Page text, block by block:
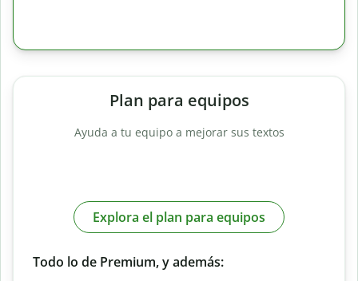
Plan para equipos
Ayuda a tu equipo a mejorar sus textos
Explora el plan para equipos
Todo lo de Premium, y además: